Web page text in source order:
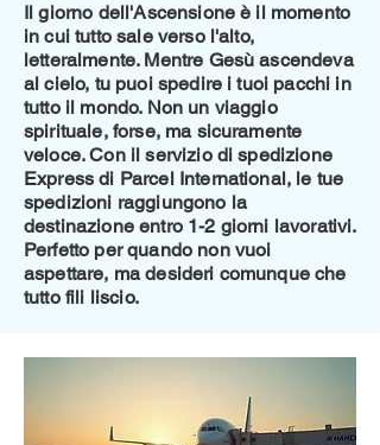
Il giorno dell'Ascensione è il momento
in cui tutto sale verso l'alto,
letteralmente. Mentre Gesù ascendeva
al cielo, tu puoi spedire i tuoi pacchi in
tutto il mondo. Non un viaggio
spirituale, forse, ma sicuramente
veloce. Con il servizio di spedizione
Express di Parcel International, le tue
spedizioni raggiungono la
destinazione entro 1-2 giorni lavorativi.
Perfetto per quando non vuoi
aspettare, ma desideri comunque che
tutto fili liscio.